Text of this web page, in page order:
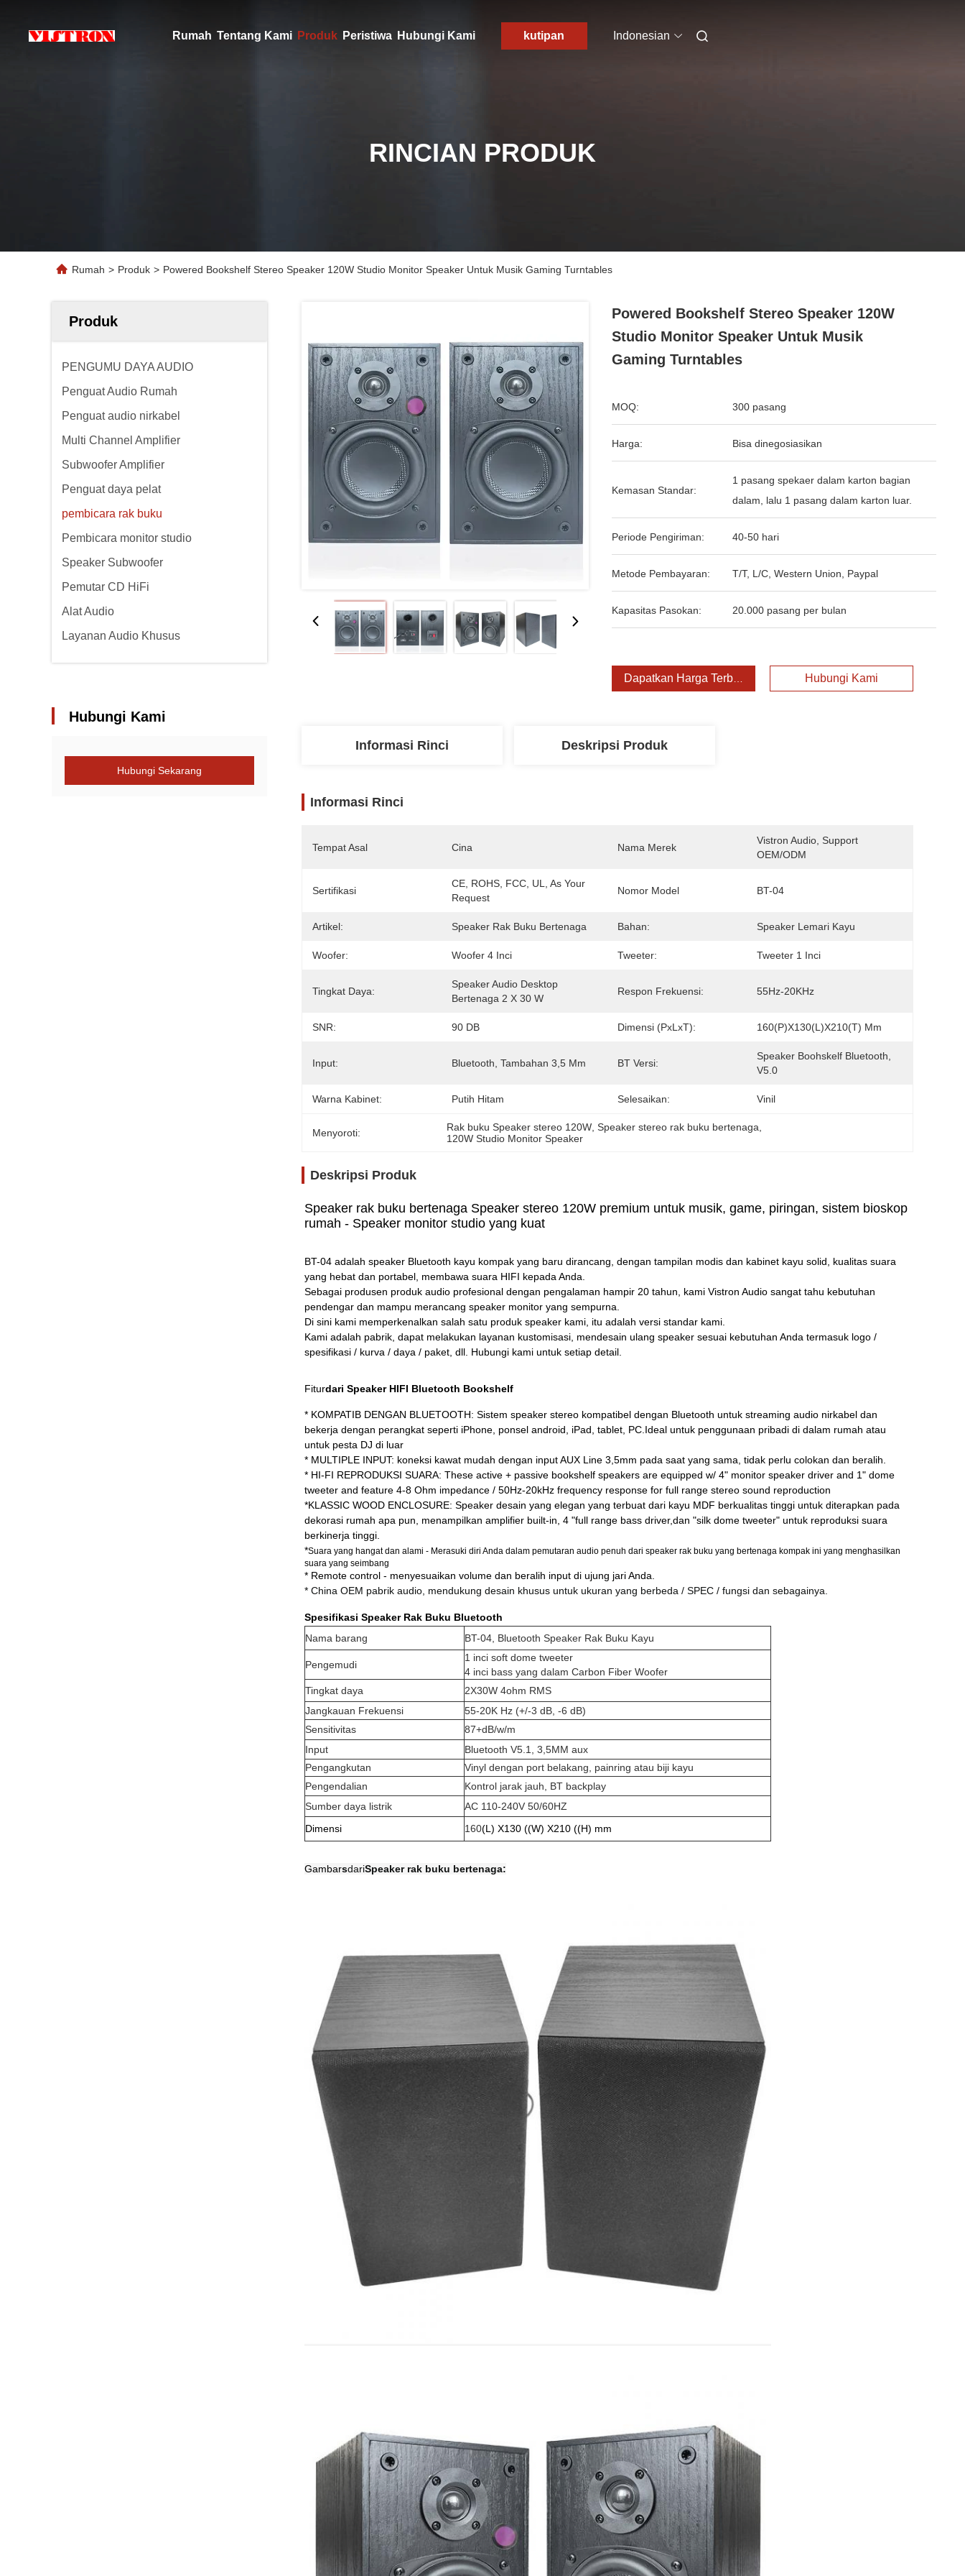
Rumah Tentang Kami Produk Peristiwa Hubungi Kami kutipan Indonesian
RINCIAN PRODUK
Rumah > Produk > Powered Bookshelf Stereo Speaker 120W Studio Monitor Speaker Untuk Musik Gaming Turntables
Produk
PENGUMU DAYA AUDIO
Penguat Audio Rumah
Penguat audio nirkabel
Multi Channel Amplifier
Subwoofer Amplifier
Penguat daya pelat
pembicara rak buku
Pembicara monitor studio
Speaker Subwoofer
Pemutar CD HiFi
Alat Audio
Layanan Audio Khusus
Hubungi Kami
Hubungi Sekarang
Powered Bookshelf Stereo Speaker 120W
Studio Monitor Speaker Untuk Musik
Gaming Turntables
MOQ: 300 pasang
Harga: Bisa dinegosiasikan
Kemasan Standar:
1 pasang spekaer dalam karton bagian
dalam, lalu 1 pasang dalam karton luar.
Periode Pengiriman: 40-50 hari
Metode Pembayaran: T/T, L/C, Western Union, Paypal
Kapasitas Pasokan: 20.000 pasang per bulan
Dapatkan Harga Terbaik Hubungi Kami
Informasi Rinci Deskripsi Produk
Informasi Rinci
Tempat Asal Cina Nama Merek
Vistron Audio, Support
OEM/ODM
Sertifikasi
CE, ROHS, FCC, UL, As Your
Request
Nomor Model BT-04
Artikel: Speaker Rak Buku Bertenaga Bahan: Speaker Lemari Kayu
Woofer: Woofer 4 Inci Tweeter: Tweeter 1 Inci
Tingkat Daya:
Speaker Audio Desktop
Bertenaga 2 X 30 W
Respon Frekuensi: 55Hz-20KHz
SNR: 90 DB Dimensi (PxLxT): 160(P)X130(L)X210(T) Mm
Input: Bluetooth, Tambahan 3,5 Mm BT Versi:
Speaker Boohskelf Bluetooth,
V5.0
Warna Kabinet: Putih Hitam Selesaikan: Vinil
Menyoroti: Rak buku Speaker stereo 120W , Speaker stereo rak buku bertenaga
120W Studio Monitor Speaker
Deskripsi Produk
Speaker rak buku bertenaga Speaker stereo 120W premium untuk musik, game, piringan, sistem bioskop
rumah - Speaker monitor studio yang kuat
BT-04 adalah speaker Bluetooth kayu kompak yang baru dirancang, dengan tampilan modis dan kabinet kayu solid, kualitas suara
yang hebat dan portabel, membawa suara HIFI kepada Anda.
Sebagai produsen produk audio profesional dengan pengalaman hampir 20 tahun, kami Vistron Audio sangat tahu kebutuhan
pendengar dan mampu merancang speaker monitor yang sempurna.
Di sini kami memperkenalkan salah satu produk speaker kami, itu adalah versi standar kami.
Kami adalah pabrik, dapat melakukan layanan kustomisasi, mendesain ulang speaker sesuai kebutuhan Anda termasuk logo /
spesifikasi / kurva / daya / paket, dll. Hubungi kami untuk setiap detail.
Fiturdari Speaker HIFI Bluetooth Bookshelf
* KOMPATIB DENGAN BLUETOOTH: Sistem speaker stereo kompatibel dengan Bluetooth untuk streaming audio nirkabel dan
bekerja dengan perangkat seperti iPhone, ponsel android, iPad, tablet, PC.Ideal untuk penggunaan pribadi di dalam rumah atau
untuk pesta DJ di luar
* MULTIPLE INPUT: koneksi kawat mudah dengan input AUX Line 3,5mm pada saat yang sama, tidak perlu colokan dan beralih.
* HI-FI REPRODUKSI SUARA: These active + passive bookshelf speakers are equipped w/ 4" monitor speaker driver and 1" dome
tweeter and feature 4-8 Ohm impedance / 50Hz-20kHz frequency response for full range stereo sound reproduction
*KLASSIC WOOD ENCLOSURE: Speaker desain yang elegan yang terbuat dari kayu MDF berkualitas tinggi untuk diterapkan pada
dekorasi rumah apa pun, menampilkan amplifier built-in, 4 "full range bass driver,dan "silk dome tweeter" untuk reproduksi suara
berkinerja tinggi.
*Suara yang hangat dan alami - Merasuki diri Anda dalam pemutaran audio penuh dari speaker rak buku yang bertenaga kompak ini yang menghasilkan
suara yang seimbang
* Remote control - menyesuaikan volume dan beralih input di ujung jari Anda.
* China OEM pabrik audio, mendukung desain khusus untuk ukuran yang berbeda / SPEC / fungsi dan sebagainya.
Spesifikasi Speaker Rak Buku Bluetooth
Nama barang
BT-04, Bluetooth Speaker Rak Buku Kayu
Pengemudi
1 inci soft dome tweeter
4 inci bass yang dalam Carbon Fiber Woofer
Tingkat daya
2X30W 4ohm RMS
Jangkauan Frekuensi
55-20K Hz (+/-3 dB, -6 dB)
Sensitivitas
87+dB/w/m
Input
Bluetooth V5.1, 3,5MM aux
Pengangkutan
Vinyl dengan port belakang, painring atau biji kayu
Pengendalian
Kontrol jarak jauh, BT backplay
Sumber daya listrik
AC 110-240V 50/60HZ
Dimensi
160(L) X130 ((W) X210 ((H) mm
GambarsdariSpeaker rak buku bertenaga: